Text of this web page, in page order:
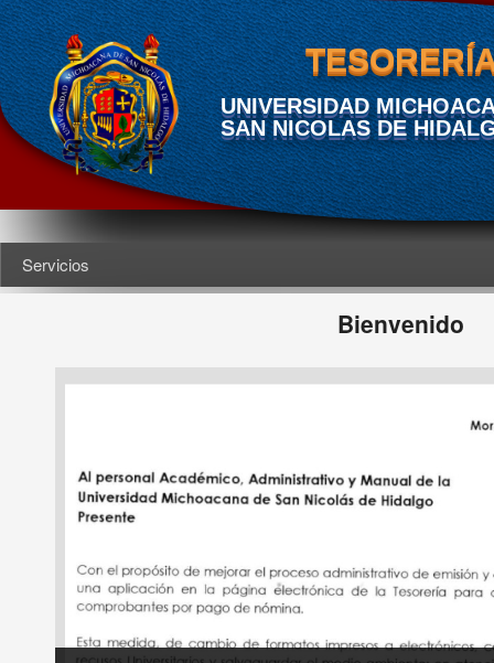
UNIVERSIDAD
SAN NICOLAS DE
Servicios
Bienvenido